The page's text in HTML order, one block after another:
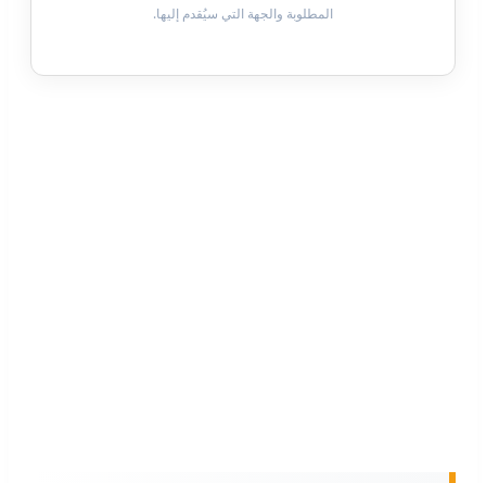
المطلوبة والجهة التي سيُقدم إليها.